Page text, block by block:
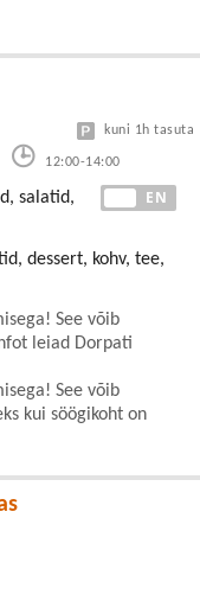
12:00-14:00
kuni 1h tasuta
EN
salatid,
dessert, kohv, tee,
See võib
leiad Dorpati
See võib
kui söögikoht on